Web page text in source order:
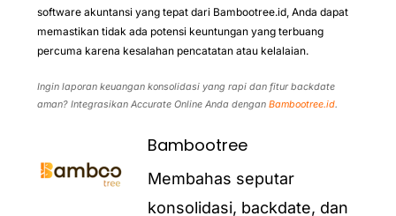
software akuntansi yang tepat dari Bambootree.id, Anda dapat
memastikan tidak ada potensi keuntungan yang terbuang
percuma karena kesalahan pencatatan atau kelalaian.
Ingin laporan keuangan konsolidasi yang rapi dan fitur backdate
aman? Integrasikan Accurate Online Anda dengan Bambootree.id.
Bambootree
Membahas seputar
konsolidasi, backdate, dan